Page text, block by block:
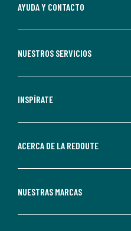
AYUDA Y CONTACTO
NUESTROS SERVICIOS
INSPÍRATE
ACERCA DE LA REDOUTE
NUESTRAS MARCAS